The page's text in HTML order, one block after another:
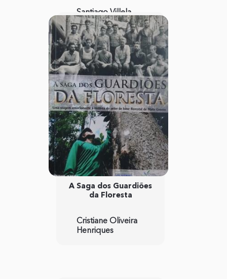
Santiago Villela
Marques
A Saga dos Guardiões
da Floresta
Cristiane Oliveira
Henriques